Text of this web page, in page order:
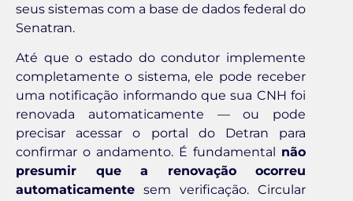
seus sistemas com a base de dados federal do
Senatran.
Até que o estado do condutor implemente
completamente o sistema, ele pode receber
uma notificação informando que sua CNH foi
renovada automaticamente — ou pode
precisar acessar o portal do Detran para
confirmar o andamento. É fundamental não
presumir que a renovação ocorreu
automaticamente sem verificação. Circular